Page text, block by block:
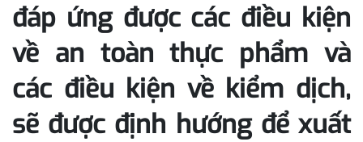
đáp ứng được các điều kiện
về an toàn thực phẩm và
các điều kiện về kiểm dịch,
sẽ được định hướng để xuất